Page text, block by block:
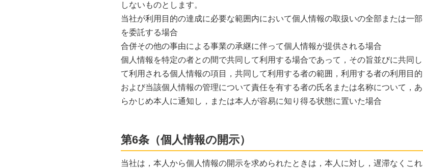
しないものとします。
当社が利用目的の達成に必要な範囲内において個人情報の取扱いの全部または一部
を委託する場合
合併その他の事由による事業の承継に伴って個人情報が提供される場合
個人情報を特定の者との間で共同して利用する場合であって，その旨並びに共同し
て利用される個人情報の項目，共同して利用する者の範囲，利用する者の利用目的
および当該個人情報の管理について責任を有する者の氏名または名称について，あ
らかじめ本人に通知し，または本人が容易に知り得る状態に置いた場合
第6条（個人情報の開示）
当社は，本人から個人情報の開示を求められたときは，本人に対し，遅滞なくこれ